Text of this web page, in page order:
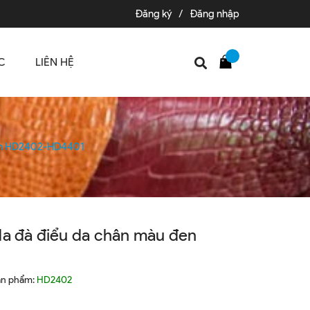
Đăng ký / Đăng nhập
LIÊN HỆ
HD2402-HD4401
đà điểu da chân màu đen
phẩm: HD2402